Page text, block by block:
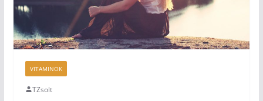
VITAMINOK
TZsolt